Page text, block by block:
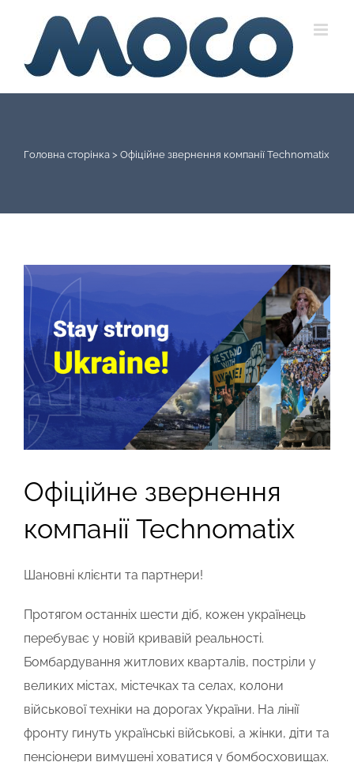
content
Головна сторінка > Офіційне звернення компанії Technomatix
View
Larger
Image
Офіційне звернення
компанії Technomatix
Шановні клієнти та партнери!
Протягом останніх шести діб, кожен українець
перебуває у новій кривавій реальності.
Бомбардування житлових кварталів, постріли у
великих містах, містечках та селах, колони
військової техніки на дорогах України. На лінії
фронту гинуть українські військові, а жінки, діти та
пенсіонери вимушенi ховатися у бомбосховищах.